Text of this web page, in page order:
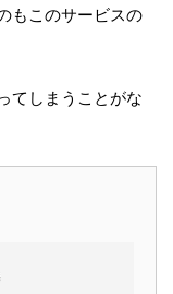
もこのサービスの
てしまうことがな